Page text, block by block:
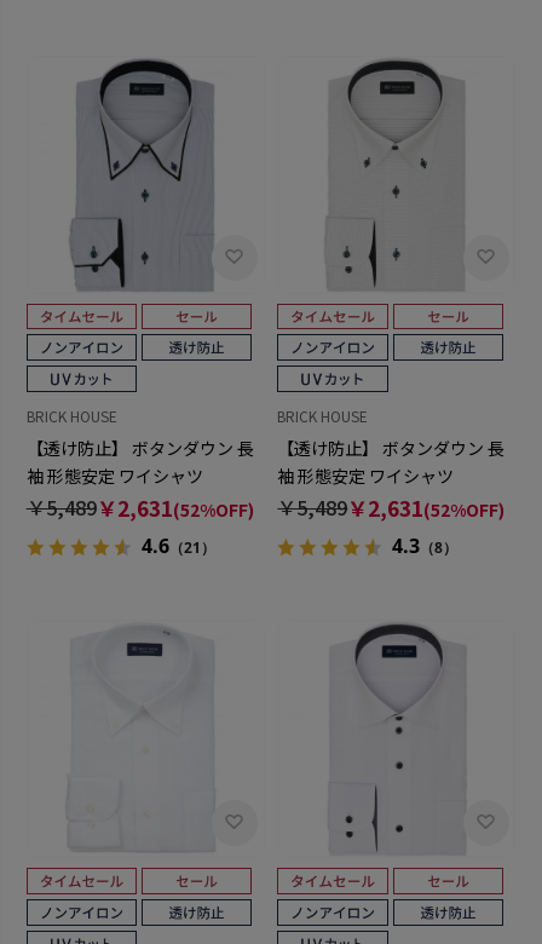
BRICK HOUSE
【透け防止】 ボタンダウン 長
袖 形態安定 ワイシャツ
￥5,489￥2,631(52%OFF)
4.6（21）
BRICK HOUSE
【透け防止】 ボタンダウン 長
袖 形態安定 ワイシャツ
￥5,489￥2,631(52%OFF)
4.3 （8）